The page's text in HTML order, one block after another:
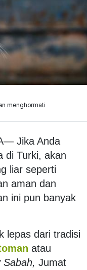
menghormati
Jika Anda
di Turki, akan
liar seperti
aman dan
ini pun banyak
lepas dari tradisi
atau
Sabah, Jumat